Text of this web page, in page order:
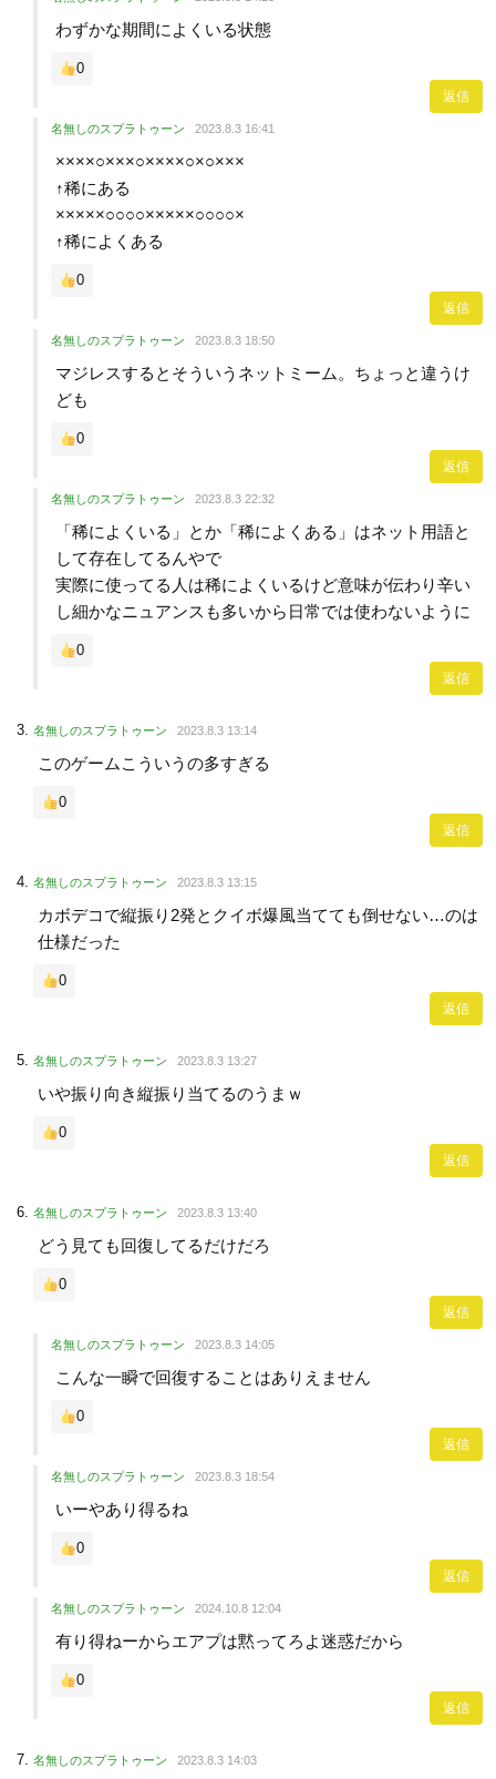
わずかな期間によくいる状態
0
返信
名無しのスプラトゥーン 2023.8.3 16:41
××××○×××○××××○×○×××
↑稀にある
×××××○○○○×××××○○○○×
↑稀によくある
0
返信
名無しのスプラトゥーン 2023.8.3 18:50
マジレスするとそういうネットミーム。ちょっと違うけ
ども
0
返信
名無しのスプラトゥーン 2023.8.3 22:32
「稀によくいる」とか「稀によくある」はネット用語と
して存在してるんやで
実際に使ってる人は稀によくいるけど意味が伝わり辛い
し細かなニュアンスも多いから日常では使わないように
0
返信
名無しのスプラトゥーン 2023.8.3 13:14
このゲームこういうの多すぎる
0
返信
名無しのスプラトゥーン 2023.8.3 13:15
カボデコで縦振り2発とクイボ爆風当てても倒せない…のは
仕様だった
0
返信
名無しのスプラトゥーン 2023.8.3 13:27
いや振り向き縦振り当てるのうまｗ
0
返信
名無しのスプラトゥーン 2023.8.3 13:40
どう見ても回復してるだけだろ
0
返信
名無しのスプラトゥーン 2023.8.3 14:05
こんな一瞬で回復することはありえません
0
返信
名無しのスプラトゥーン 2023.8.3 18:54
いーやあり得るね
0
返信
名無しのスプラトゥーン 2024.10.8 12:04
有り得ねーからエアプは黙ってろよ迷惑だから
0
返信
名無しのスプラトゥーン 2023.8.3 14:03